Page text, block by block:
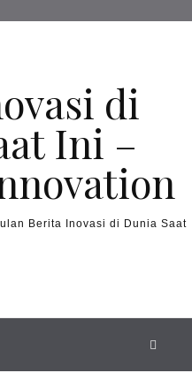
di
Ini –
Berita Inovasi di Dunia Saat